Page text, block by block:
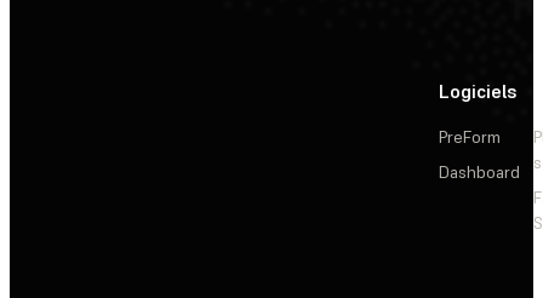
Logiciels
PreForm
Dashboard